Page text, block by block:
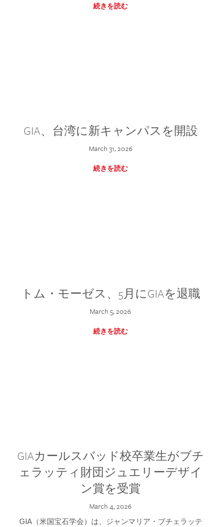
続きを読む
GIA、台湾に新キャンパスを開設
March 31, 2026
続きを読む
トム・モーゼス、5月にGIAを退職
March 5, 2026
続きを読む
GIAカールスバッド校卒業生がブチ
ェラッティ財団ジュエリーデザイ
ン賞を受賞
March 4, 2026
GIA（米国宝石学会）は、ジャンマリア・ブチェラッテ